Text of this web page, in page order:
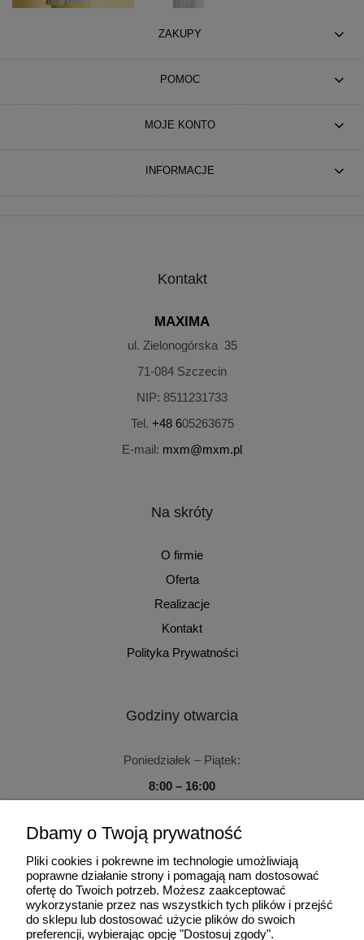
ZAKUPY
POMOC
MOJE KONTO
INFORMACJE
Kontakt
MAXIMA
ul. Zielonogórska 35
71-084 Szczecin
NIP: 8511231733
Tel. +48 605263675
E-mail: mxm@mxm.pl
Na skróty
O firmie
Oferta
Realizacje
Kontakt
Polityka Prywatności
Godziny otwarcia
Poniedziałek – Piątek:
8:00 – 16:00
Zamknięte
Użytkowanie sklepu oznacza zgodę na wykorzystywanie plików
Dbamy o Twoją prywatność
Pliki cookies i pokrewne im technologie umożliwiają
poprawne działanie strony i pomagają nam dostosować
ofertę do Twoich potrzeb. Możesz zaakceptować
wykorzystanie przez nas wszystkich tych plików i przejść
do sklepu lub dostosować użycie plików do swoich
preferencji, wybierając opcję "Dostosuj zgody".